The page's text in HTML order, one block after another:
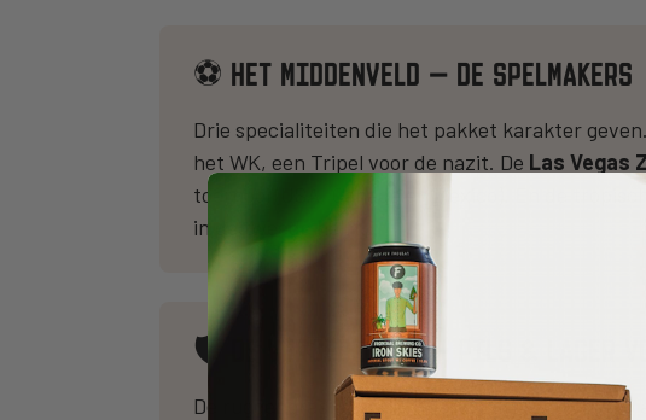
⚽ HET MIDDENVELD — DE SPELMAKERS
Drie specialiteiten die het pakket karakter
het WK, een Tripel voor de nazit. De Las Vegas
toernooi (USA, Canada en Mexico). En de
in de tweede helft.
🛡️ DE VERDEDIGING — PILS & LAGER
De ruggengraat. De aller-basisPils van Kompel,